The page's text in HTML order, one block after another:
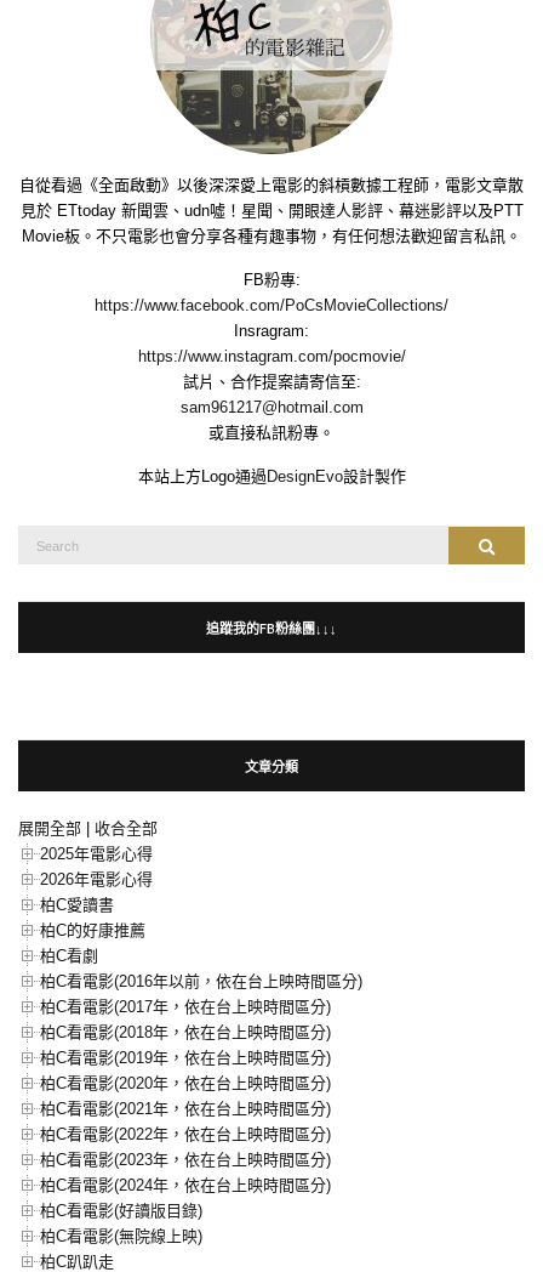
自從看過《全面啟動》以後深深愛上電影的斜槓數據工程師，電影文章散
見於 ETtoday 新聞雲、udn噓！星聞、開眼達人影評、幕迷影評以及PTT
Movie板。不只電影也會分享各種有趣事物，有任何想法歡迎留言私訊。
FB粉專:
https://www.facebook.com/PoCsMovieCollections/
Insragram:
https://www.instagram.com/pocmovie/
試片、合作提案請寄信至:
sam961217@hotmail.com
或直接私訊粉專。
本站上方Logo通過DesignEvo設計製作
Search
追蹤我的FB粉絲團↓↓↓
文章分類
展開全部 | 收合全部
2025年電影心得
2026年電影心得
柏C愛讀書
柏C的好康推薦
柏C看劇
柏C看電影(2016年以前，依在台上映時間區分)
柏C看電影(2017年，依在台上映時間區分)
柏C看電影(2018年，依在台上映時間區分)
柏C看電影(2019年，依在台上映時間區分)
柏C看電影(2020年，依在台上映時間區分)
柏C看電影(2021年，依在台上映時間區分)
柏C看電影(2022年，依在台上映時間區分)
柏C看電影(2023年，依在台上映時間區分)
柏C看電影(2024年，依在台上映時間區分)
柏C看電影(好讀版目錄)
柏C看電影(無院線上映)
柏C趴趴走